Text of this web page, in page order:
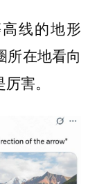
线的地形
所在地看向
害。